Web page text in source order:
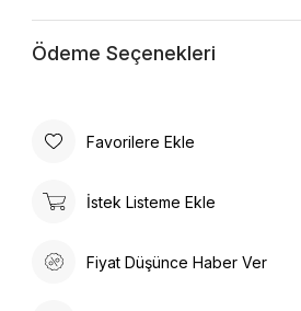
Ödeme Seçenekleri
Favorilere Ekle
İstek Listeme Ekle
Fiyat Düşünce Haber Ver